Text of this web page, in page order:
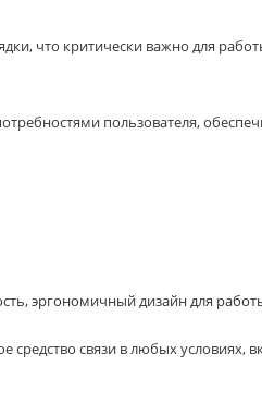
что критически важно для
пользователя,
эргономичный дизайн для
средство связи в любых условиях,